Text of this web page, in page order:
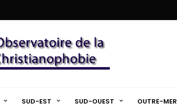
SUD-EST SUD-OUEST OUTRE-MER